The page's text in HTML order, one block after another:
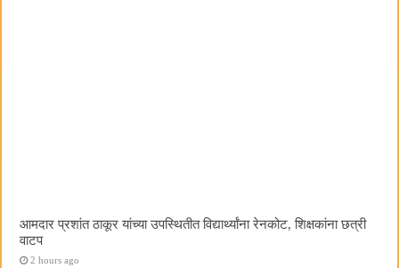
आमदार प्रशांत ठाकूर यांच्या उपस्थितीत विद्यार्थ्यांना रेनकोट, शिक्षकांना छत्री
वाटप
2 hours ago